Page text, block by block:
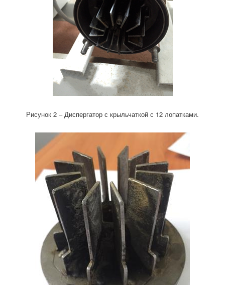
Рисунок 2 – Диспергатор с крыльчаткой с 12 лопатками.